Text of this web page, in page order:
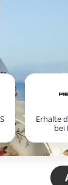
Erhalte
bei